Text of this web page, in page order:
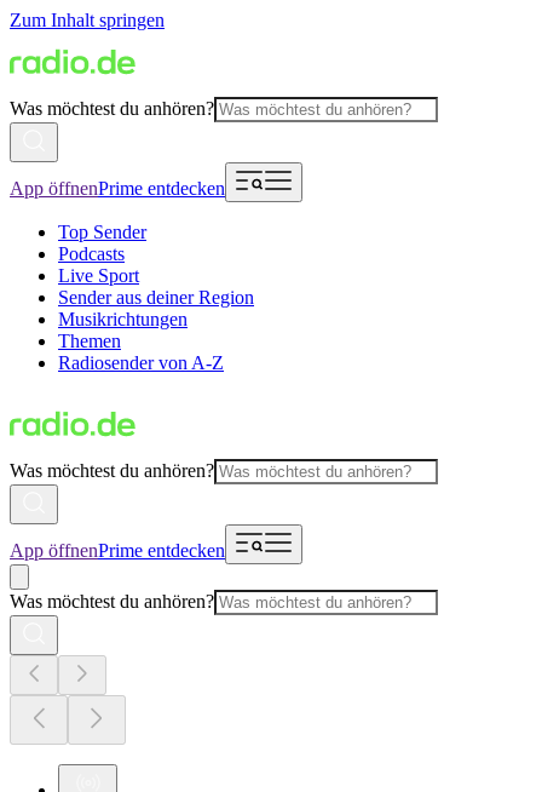
Zum Inhalt springen
Was möchtest du anhören?
App öffnenPrime entdecken
Top Sender
Podcasts
Live Sport
Sender aus deiner Region
Musikrichtungen
Themen
Radiosender von A-Z
Was möchtest du anhören?
App öffnenPrime entdecken
Was möchtest du anhören?